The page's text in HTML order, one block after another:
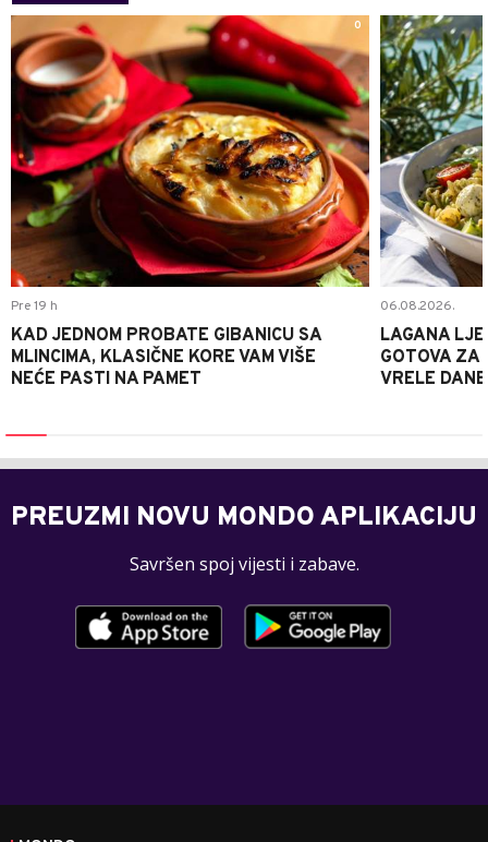
0
Pre 19 h
KAD JEDNOM PROBATE GIBANICU SA
MLINCIMA, KLASIČNE KORE VAM VIŠE
NEĆE PASTI NA PAMET
06.08.2026.
LAGANA
GOTOVA ZA
VRELE DANE
PREUZMI NOVU MONDO APLIKACIJU
Savršen spoj vijesti i zabave.